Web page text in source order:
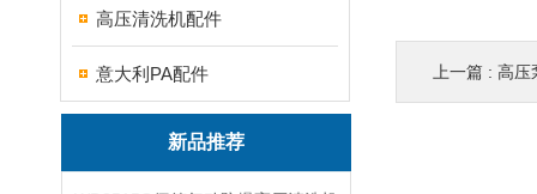
高压清洗机配件
意大利PA配件
新品推荐
上一篇 : 高压